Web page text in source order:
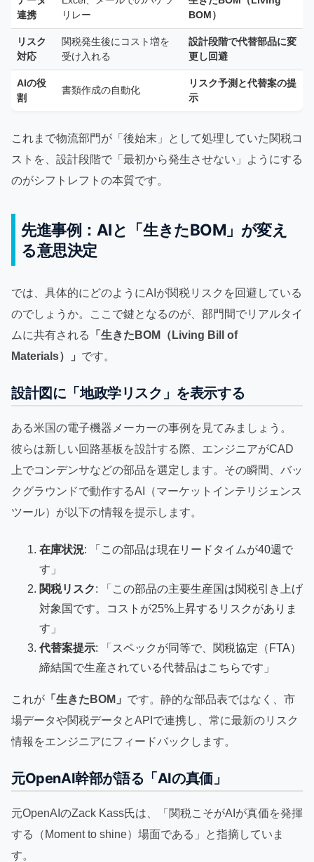
連携
リレー
BOM）
リスク
対応
関税発生後にコスト増を
受け入れる
設計段階で代替部品に変
更し回避
AIの役
割
書類作成の自動化
リスク予測と代替案の提
示
これまで物流部門が「後始末」として処理していた関税コ
ストを、設計段階で「最初から発生させない」ようにする
のがシフトレフトの本質です。
先進事例：AIと「生きたBOM」が変え
る意思決定
では、具体的にどのようにAIが関税リスクを回避している
のでしょうか。ここで鍵となるのが、部門間でリアルタイ
ムに共有される
「生きたBOM（Living Bill of
Materials）」 です。
設計図に「地政学リスク」を表示する
ある米国の電子機器メーカーの事例を見てみましょう。
彼らは新しい回路基板を設計する際、エンジニアがCAD
上でコンデンサなどの部品を選定します。その瞬間、バッ
クグラウンドで動作するAI（マーケットインテリジェンス
ツール）が以下の情報を提示します。
在庫状況: 「この部品は現在リードタイムが40週で
す」
関税リスク: 「この部品の主要生産国は関税引き上げ
対象国です。コストが25%上昇するリスクがありま
す」
代替案提示: 「スペックが同等で、関税協定（FTA）
締結国で生産されている代替品はこちらです」
これが 「生きたBOM」 です。静的な部品表ではなく、市
場データや関税データとAPIで連携し、常に最新のリスク
情報をエンジニアにフィードバックします。
元OpenAI幹部が語る「AIの真価」
元OpenAIのZack Kass氏は、「関税こそがAIが真価を発揮
する（Moment to shine）場面である」と指摘していま
す。